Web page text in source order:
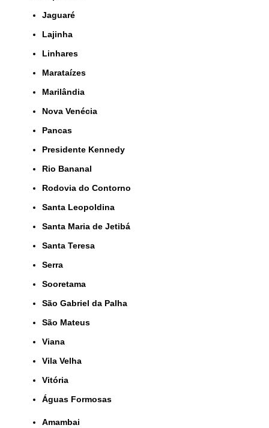
Jaguaré
Lajinha
Linhares
Marataízes
Marilândia
Nova Venécia
Pancas
Presidente Kennedy
Rio Bananal
Rodovia do Contorno
Santa Leopoldina
Santa Maria de Jetibá
Santa Teresa
Serra
Sooretama
São Gabriel da Palha
São Mateus
Viana
Vila Velha
Vitória
Águas Formosas
Amambai